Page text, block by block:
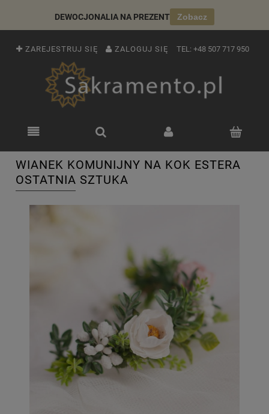
DEWOCJONALIA NA PREZENT Zobacz
ZAREJESTRUJ SIĘ ZALOGUJ SIĘ TEL: +48 507 717 950
WIANEK KOMUNIJNY NA KOK ESTERA
OSTATNIA SZTUKA